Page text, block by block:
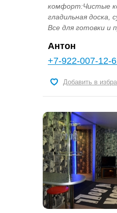
комфорт:Чистые
гладильная доска,
Все для готовки и
Антон
+7-922-007-12-
Добавить в